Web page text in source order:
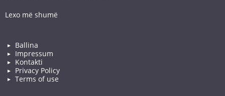
Lexo më shumë
Ballina
Impressum
Kontakti
Privacy Policy
Terms of use